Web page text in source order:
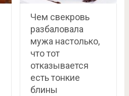
Чем свекровь
разбаловала
мужа настолько,
что тот
отказывается
есть тонкие
блины